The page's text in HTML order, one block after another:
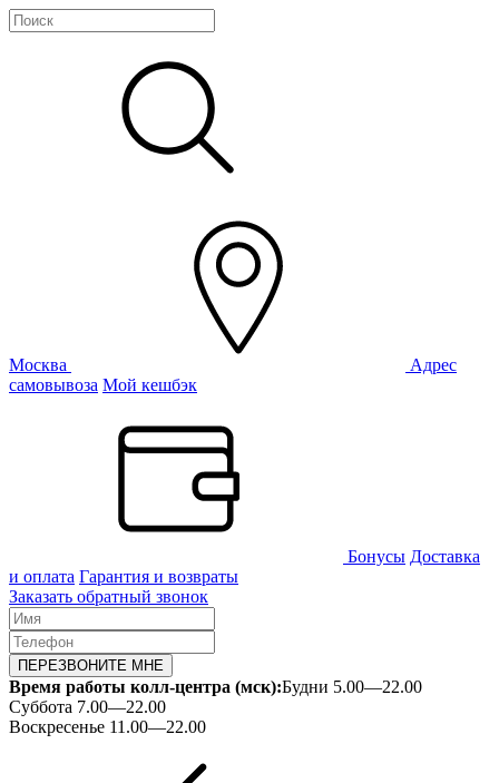
Москва
Адрес
самовывоза Мой кешбэк
Бонусы Доставка
и оплата Гарантия и возвраты
Заказать обратный звонок
ПЕРЕЗВОНИТЕ МНЕ
Время работы колл-центра (мск):Будни 5.00—22.00
Суббота 7.00—22.00
Воскресенье 11.00—22.00